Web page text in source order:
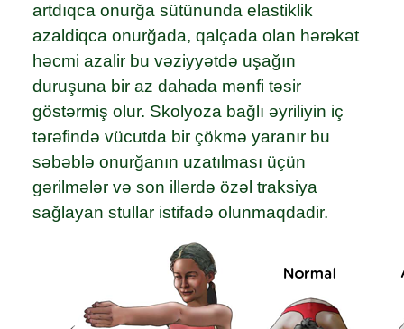
artdıqca onurğa sütünunda elastiklik
azaldiqca onurğada, qalçada olan hərəkət
həcmi azalir bu vəziyyətdə uşağın
duruşuna bir az dahada mənfi təsir
göstərmiş olur. Skolyoza bağlı əyriliyin iç
tərəfində vücutda bir çökmə yaranır bu
səbəblə onurğanın uzatılması üçün
gərilmələr və son illərdə özəl traksiya
sağlayan stullar istifadə olunmaqdadir.